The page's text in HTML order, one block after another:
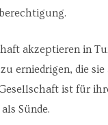
akzeptieren in
erniedrigen, die
ist für
Sünde.